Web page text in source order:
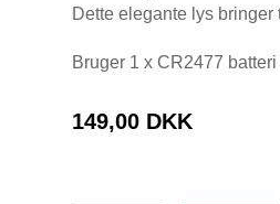
Dette elegante lys
Bruger 1 x CR2477
149,00 DKK